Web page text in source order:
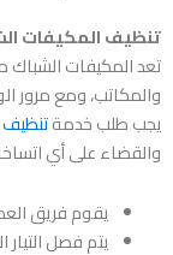
تنظيف المكيفات
تعد المكيفات الشباك
والمكاتب، ومع مرور
يجب طلب خدمة
والقضاء على أي
يقوم فريق
يتم فصل